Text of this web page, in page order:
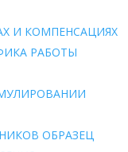
И КОМПЕНСАЦИЯХ
РАБОТЫ
ОБРАЗЕЦ